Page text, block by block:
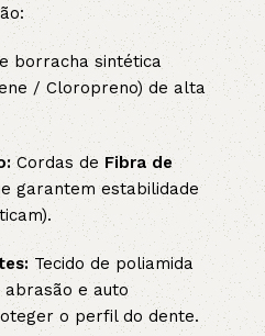
borracha sintética
/ Cloropreno) de alta
Cordas de Fibra de
garantem estabilidade
Tecido de poliamida
e auto
o perfil do dente.